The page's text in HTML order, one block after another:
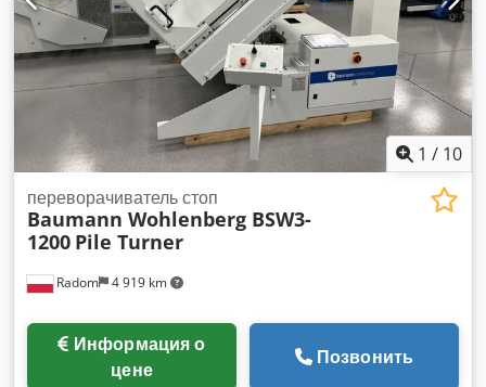
1 / 10
Radom 4 919 km
переворачиватель стоп
Baumann Wohlenberg BSW3-
1200 Pile Turner
цене
Позвонить